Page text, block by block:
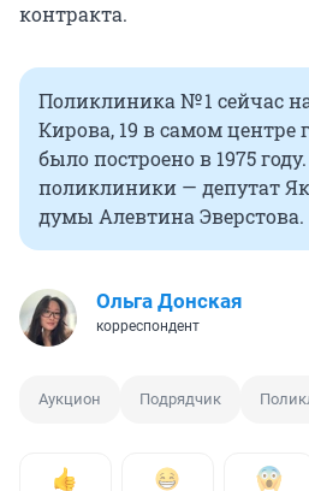
контракта.
Поликлиника № 1 сейчас
Кирова, 19 в самом центре
было построено в 1975
поликлиники — депутат
думы Алевтина Эверстова.
Ольга Донская
корреспондент
Аукцион Подрядчик